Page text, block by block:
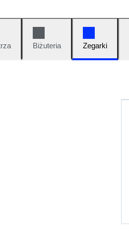
Biżuteria Zegarki